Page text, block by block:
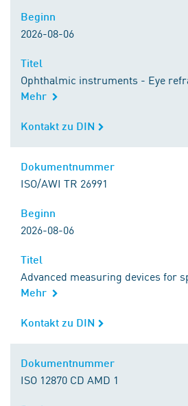
Beginn
2026-08-06
Titel
Ophthalmic instruments - Eye
Mehr
Kontakt zu DIN
Kontakt zu DIN
Dokumentnummer
ISO/AWI TR 26991
Beginn
2026-08-06
Titel
Advanced measuring devices for
Mehr
Kontakt zu DIN
Kontakt zu DIN
Dokumentnummer
ISO 12870 CD AMD 1